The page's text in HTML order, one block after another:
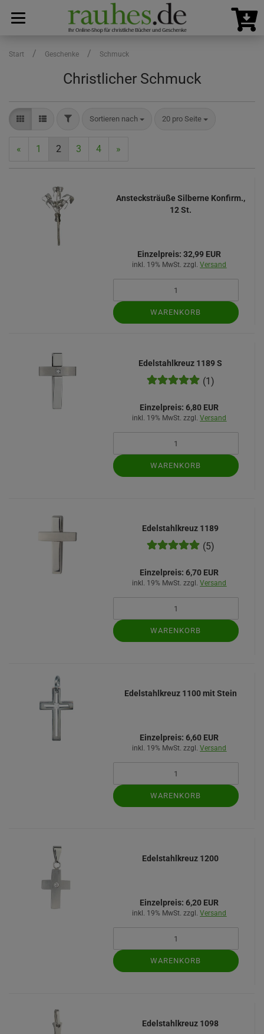
Start / Geschenke / Schmuck
Christlicher Schmuck
FILTERSortieren nach
Sortieren nach 20 pro Seite
pro Seite
« 1 2 3 4 »
Anstecksträuße Silberne Konfirm.,
12 St.
Einzelpreis: 32,99 EUR
inkl. 19% MwSt. zzgl.Versand
WARENKORB
Edelstahlkreuz 1189 S
(1)
Einzelpreis: 6,80 EUR
inkl. 19% MwSt. zzgl.Versand
WARENKORB
Edelstahlkreuz 1189
(5)
Einzelpreis: 6,70 EUR
inkl. 19% MwSt. zzgl.Versand
WARENKORB
Edelstahlkreuz 1100 mit Stein
Einzelpreis: 6,60 EUR
inkl. 19% MwSt. zzgl.Versand
WARENKORB
Edelstahlkreuz 1200
Einzelpreis: 6,20 EUR
inkl. 19% MwSt. zzgl.Versand
WARENKORB
Edelstahlkreuz 1098